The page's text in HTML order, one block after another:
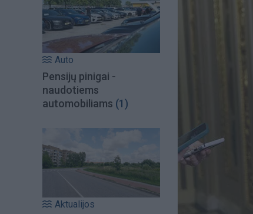
Auto
Pensijų pinigai -
naudotiems
automobiliams (1)
Aktualijos